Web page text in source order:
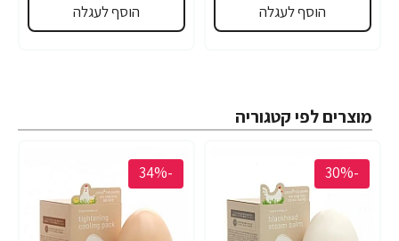
הוסף לעגלה הוסף לעגלה
מוצרים לפי קטגוריה
-30%
-34%